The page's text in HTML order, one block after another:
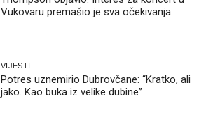
Vukovaru premašio je sva očekivanja
VIJESTI
Potres uznemirio Dubrovčane: “Kratko, ali
jako. Kao buka iz velike dubine”